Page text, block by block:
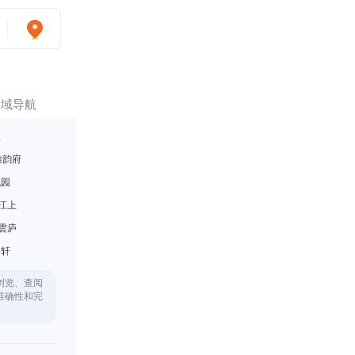
导航
韵府
上
庐
览、查阅
确性和完